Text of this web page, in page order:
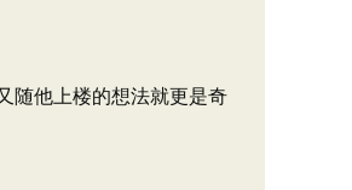
随他上楼的想法就更是奇